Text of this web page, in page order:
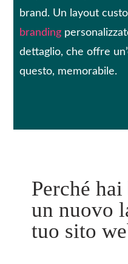
brand. Un layout
branding
dettaglio, che offre
questo, memorabile.
Perché
un nuovo
tuo sito